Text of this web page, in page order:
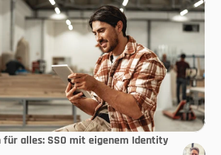
für alles: SSO mit eigenem Identity